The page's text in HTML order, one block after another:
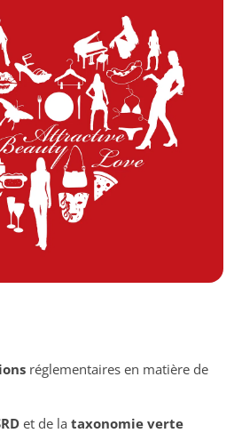
réglementaires en matière de
et de la taxonomie verte